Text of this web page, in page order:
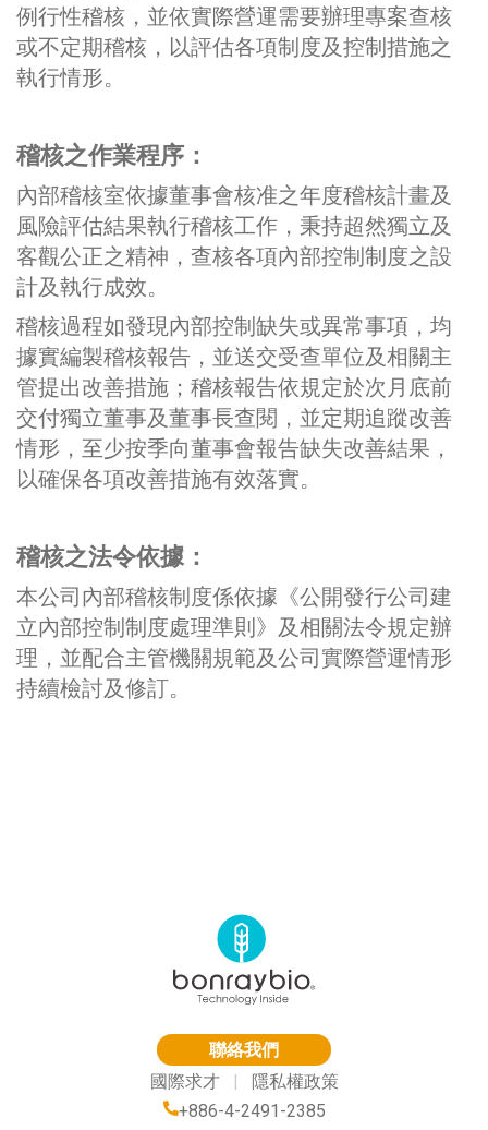
例行性稽核，並依實際營運需要辦理專案查核
或不定期稽核，以評估各項制度及控制措施之
執行情形。
稽核之作業程序：
內部稽核室依據董事會核准之年度稽核計畫及
風險評估結果執行稽核工作，秉持超然獨立及
客觀公正之精神，查核各項內部控制制度之設
計及執行成效。
稽核過程如發現內部控制缺失或異常事項，均
據實編製稽核報告，並送交受查單位及相關主
管提出改善措施；稽核報告依規定於次月底前
交付獨立董事及董事長查閱，並定期追蹤改善
情形，至少按季向董事會報告缺失改善結果，
以確保各項改善措施有效落實。
稽核之法令依據：
本公司內部稽核制度係依據《公開發行公司建
立內部控制制度處理準則》及相關法令規定辦
理，並配合主管機關規範及公司實際營運情形
持續檢討及修訂。
聯絡我們
國際求才
|
隱私權政策
+886-4-2491-2385